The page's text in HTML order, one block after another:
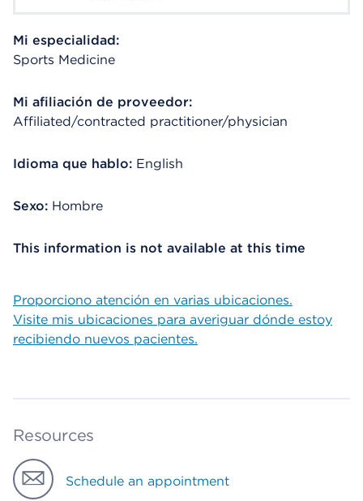
Mi especialidad:
Sports Medicine
Mi afiliación de proveedor:
Affiliated/contracted practitioner/physician
Idioma que hablo: English
Sexo: Hombre
This information is not available at this time
Proporciono atención en varias ubicaciones.
Visite mis ubicaciones para averiguar dónde estoy
recibiendo nuevos pacientes.
Resources
Schedule an appointment